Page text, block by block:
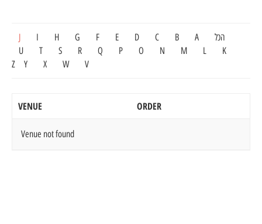
הכל A
B
C
D
E
F
G
H
I
J
K
L
M
N
O
P
Q
R
S
T
U
V
W
X
Y
Z
ORDER
VENUE
Venue not found